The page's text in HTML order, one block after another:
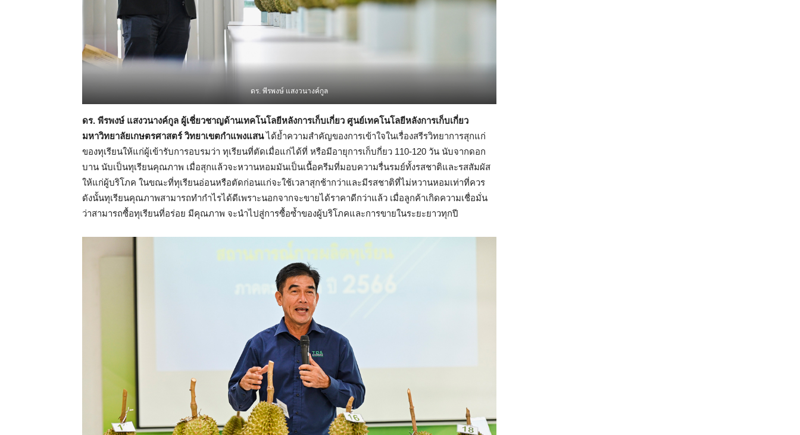
ดร. พีรพงษ์ แสงวนางค์กูล
ดร. พีรพงษ์ แสงวนางค์กูล ผู้เชี่ยวชาญด้านเทคโนโลยีหลังการเก็บเกี่ยว ศูนย์เทคโนโลยีหลังการเก็บเกี่ยว
มหาวิทยาลัยเกษตรศาสตร์ วิทยาเขตกำแพงแสนได้ย้ำความสำคัญของการเข้าใจในเรื่องสรีรวิทยาการสุกแก่
ของทุเรียนให้แก่ผู้เข้ารับการอบรมว่า ทุเรียนที่ตัดเมื่อแก่ได้ที่ หรือมีอายุการเก็บกี่ยว 110-120 วัน นับจากดอก
บาน นับเป็นทุเรียนคุณภาพ เมื่อสุกแล้วจะหวานหอมมันเป็นเนื้อครีมที่มอบความรื่นรมย์ทั้งรสชาติและรสสัมผัส
ให้แก่ผู้บริโภค ในขณะที่ทุเรียนอ่อนหรือตัดก่อนแก่จะใช้เวลาสุกช้ากว่าและมีรสชาติที่ไม่หวานหอมเท่าที่ควร
ดังนั้นทุเรียนคุณภาพสามารถทำกำไรได้ดีเพราะนอกจากจะขายได้ราคาดีกว่าแล้ว เมื่อลูกค้าเกิดความเชื่อมั่น
ว่าสามารถซื้อทุเรียนที่อร่อย มีคุณภาพ จะนำไปสู่การซื้อซ้ำของผู้บริโภคและการขายในระยะยาวทุกปี